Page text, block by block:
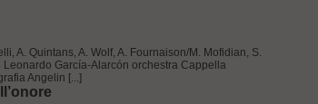
A. Quintans, A. Wolf, A. Fournaison/M. Mofidian, S.
García-Alarcón orchestra Cappella
Angelin [...]